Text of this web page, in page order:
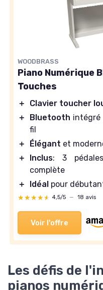
WOODBRASS
Piano Numérique
Touches
＋ Clavier toucher
＋
Bluetooth intégré
fil
＋
Élégant et
＋
Inclus: 3
complète
＋
Idéal pour
★★★★★
★★★★★ 4,5/5 — 18 avis
Voir l'offre
Les défis de
pianos